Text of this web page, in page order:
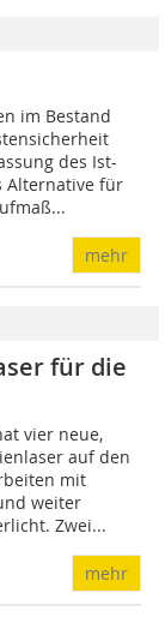
im Bestand
des Ist-
Alternative für
mehr
für die
vier neue,
auf den
mit
weiter
Zwei...
mehr